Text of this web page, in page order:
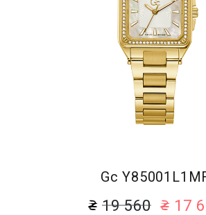
Gc
19 560 17